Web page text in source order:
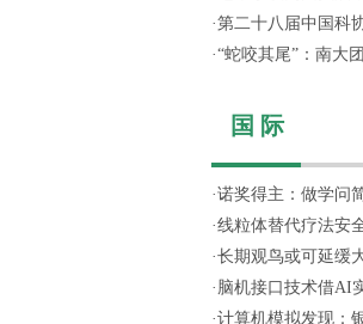
·第二十八届中国科
·“蛇咬其尾”：南大
国 际
·诺奖得主：做学问
·线粒体替代疗法安
·长期观鸟或可延缓
· 脑机接口技术借AI
·计算机模拟发现：